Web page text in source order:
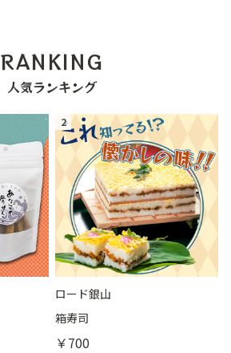
RANKING
人気ランキング
2
ロード銀山
箱寿司
￥700